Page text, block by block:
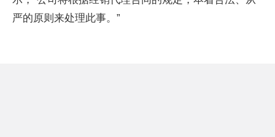
严的原则来处理此事。”